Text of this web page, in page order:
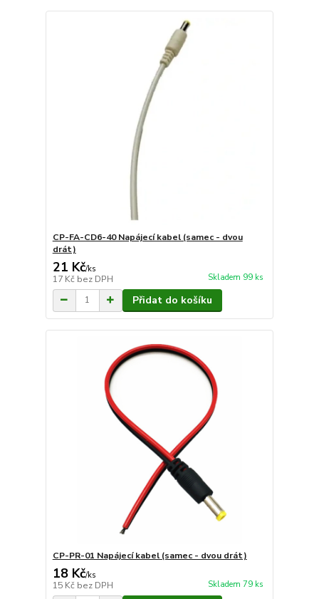
CP-FA-CD6-40 Napájecí kabel (samec - dvou
drát)
21 Kč/ks
17 Kč bez DPH Skladem 99 ks
Přidat do košíku
CP-PR-01 Napájecí kabel (samec - dvou drát)
18 Kč/ks
15 Kč bez DPH Skladem 79 ks